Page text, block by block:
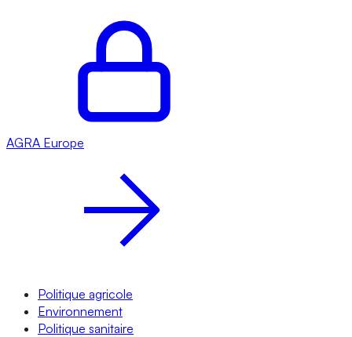
AGRA Europe
Politique agricole
Environnement
Politique sanitaire